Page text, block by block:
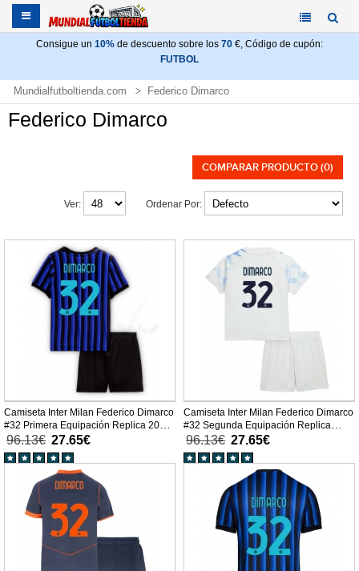
Consigue un 10% de descuento sobre los 70 €, Código de cupón:
FUTBOL
Mundialfutboltienda.com Federico Dimarco
Federico Dimarco
COMPARAR PRODUCTO (0)
Ordenar Por:
Ver:
Camiseta Inter Milan Federico Dimarco
#32 Primera Equipación Replica 2025-
26 para niños mangas cortas (+
Pantalones cortos)
96.13€ 27.65€
Camiseta Inter Milan Federico Dimarco
#32 Segunda Equipación Replica
2025-26 para niños mangas cortas (+
Pantalones cortos)
96.13€ 27.65€